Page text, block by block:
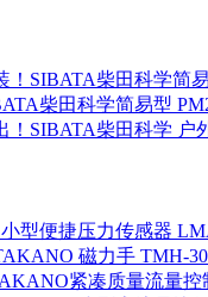
！SIBATA柴田科学简
柴田科学简易型
！SIBATA柴田科学 户